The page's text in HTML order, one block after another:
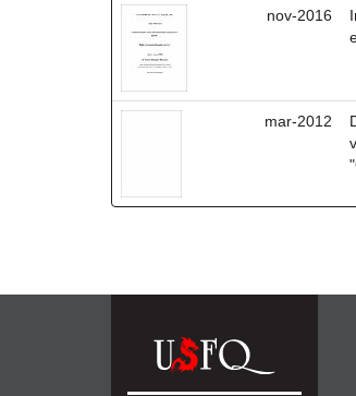
nov-2016
mar-2012